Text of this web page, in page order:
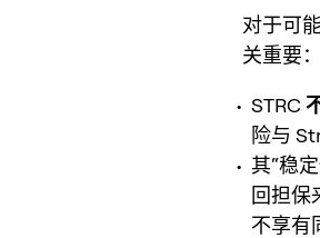
对于可
关重要：
STRC
险与
其“稳
回担保
不享有